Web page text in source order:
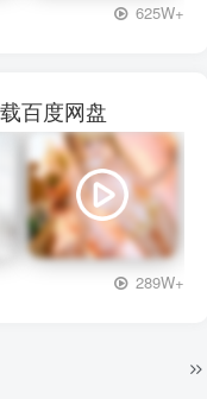
625W+
百度网盘
289W+